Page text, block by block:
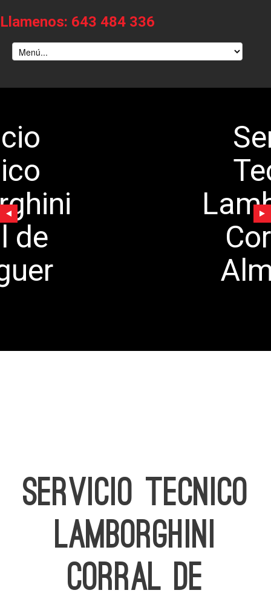
Llamenos: 643 484 336
Servicio
Tecnico
Lamborghini
Corral de
Almaguer
SERVICIO TECNICO
LAMBORGHINI
CORRAL DE